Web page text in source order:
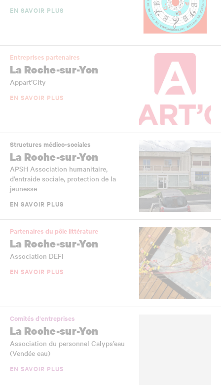
EN SAVOIR PLUS
Entreprises partenaires
La Roche-sur-Yon
Appart’City
EN SAVOIR PLUS
Structures médico-sociales
La Roche-sur-Yon
APSH Association humanitaire,
d’entraide sociale, protection de la
jeunesse
EN SAVOIR PLUS
Partenaires du pôle littérature
La Roche-sur-Yon
Association DEFI
EN SAVOIR PLUS
Comités d'entreprises
La Roche-sur-Yon
Association du personnel Calyps’eau
(Vendée eau)
EN SAVOIR PLUS